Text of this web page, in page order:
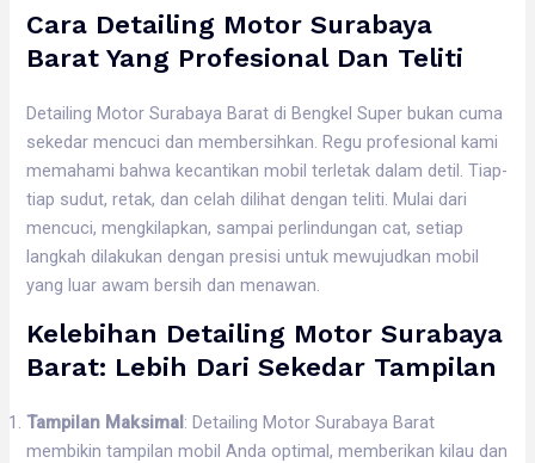
Cara Detailing Motor Surabaya
Barat Yang Profesional Dan Teliti
Detailing Motor Surabaya Barat di Bengkel Super bukan cuma
sekedar mencuci dan membersihkan. Regu profesional kami
memahami bahwa kecantikan mobil terletak dalam detil. Tiap-
tiap sudut, retak, dan celah dilihat dengan teliti. Mulai dari
mencuci, mengkilapkan, sampai perlindungan cat, setiap
langkah dilakukan dengan presisi untuk mewujudkan mobil
yang luar awam bersih dan menawan.
Kelebihan Detailing Motor Surabaya
Barat: Lebih Dari Sekedar Tampilan
Tampilan Maksimal: Detailing Motor Surabaya Barat
membikin tampilan mobil Anda optimal, memberikan kilau dan